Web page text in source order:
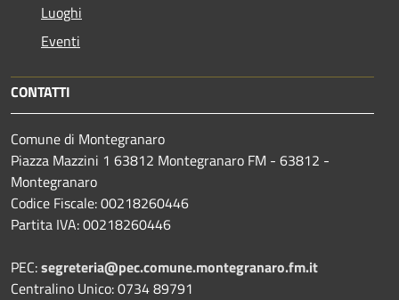
Luoghi
Eventi
CONTATTI
Comune di Montegranaro
Piazza Mazzini 1 63812 Montegranaro FM - 63812 -
Montegranaro
Codice Fiscale: 00218260446
Partita IVA: 00218260446
PEC:segreteria@pec.comune.montegranaro.fm.it
Centralino Unico: 0734 89791